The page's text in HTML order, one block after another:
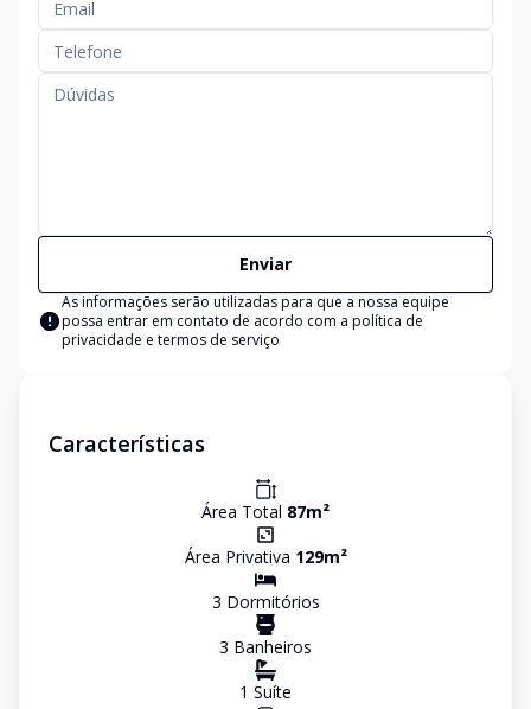
Enviar
As informações serão utilizadas para que a nossa equipe
possa entrar em contato de acordo com a política de
privacidade e termos de serviço
Características
Área Total 87m²
Área Privativa 129m²
3 Dormitórios
3 Banheiros
1 Suíte